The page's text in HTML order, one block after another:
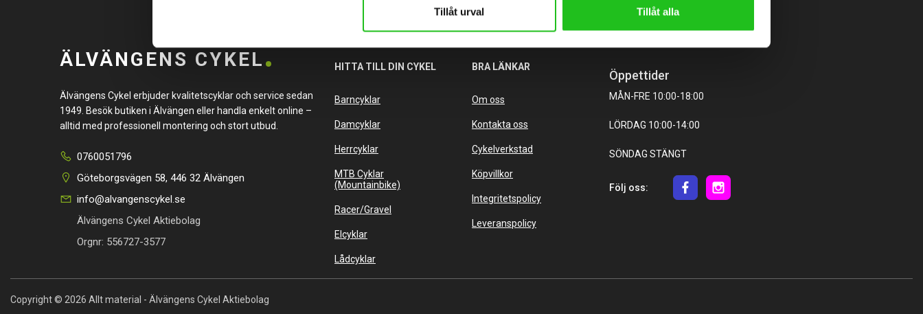
Tillåt urval Tillåt alla
ÄLVÄNGENS CYKEL
Älvängens Cykel erbjuder kvalitetscyklar och service sedan
1949. Besök butiken i Älvängen eller handla enkelt online –
alltid med professionell montering och stort utbud.
0760051796
Göteborgsvägen 58, 446 32 Älvängen
info@alvangenscykel.se
Älvängens Cykel Aktiebolag
Orgnr: 556727-3577
HITTA TILL DIN CYKEL
Barncyklar
Damcyklar
Herrcyklar
MTB Cyklar
(Mountainbike)
Racer/Gravel
Elcyklar
Lådcyklar
BRA LÄNKAR
Om oss
Kontakta oss
Cykelverkstad
Köpvillkor
Integritetspolicy
Leveranspolicy
Öppettider
MÅN-FRE 10:00-18:00
LÖRDAG 10:00-14:00
SÖNDAG STÄNGT
Följ oss:
Copyright © 2026 Allt material - Älvängens Cykel Aktiebolag